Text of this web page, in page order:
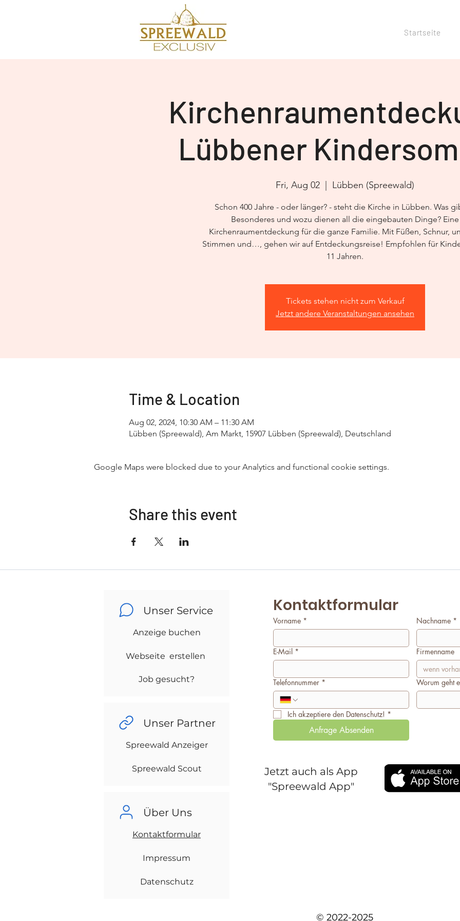
Startseite
Lübbener
Fri, Aug 02 Lübben (Spreewald)
Schon 400 Jahre - oder länger? - steht die Kirche in Lübben. Was
Besonderes und wozu dienen all die eingebauten Dinge? Eine
Kirchenraumentdeckung für die ganze Familie. Mit Füßen, Schnur,
Stimmen und…, gehen wir auf Entdeckungsreise! Empfohlen für
11 Jahren.
Tickets stehen nicht zum Verkauf
Jetzt andere Veranstaltungen ansehen
Time & Location
Aug 02, 2024, 10:30 AM – 11:30 AM
Lübben (Spreewald), Am Markt, 15907 Lübben (Spreewald), Deutschland
Google Maps were blocked due to your Analytics and functional cookie settings.
Share this event
Unser Service
Anzeige buchen
Webseite erstellen
Job gesucht?
Unser Partner
Spreewald Anzeiger
Spreewald Scout
Über Uns
Kontaktformular
Impressum
Datenschutz
Kontaktformular
Vorname * Nachname *
E-Mail * Firmenname
Telefonnummer * Worum geht
Ich akzeptiere den Datenschutz! *
Anfrage Absenden
Jetzt auch als App
"Spreewald App"
© 2022-2025